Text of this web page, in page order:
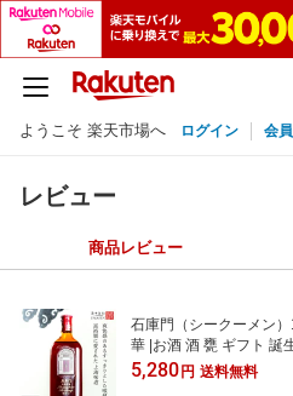
ようこそ 楽天市場へ ログイン 会
レビュー
商品レビュー
石庫門（シークーメン
華 |お酒 酒 甕 ギフト 誕
職 お歳暮 地酒 中国 上
答品 還暦祝い 退職祝い
5,280円 送料無料